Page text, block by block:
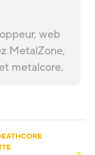
web
MetalZone,
metalcore.